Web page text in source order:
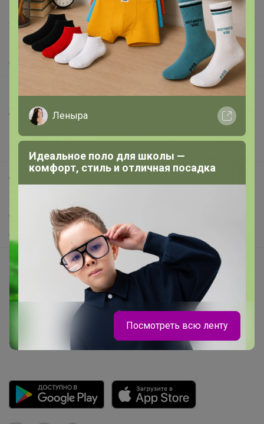
Написать в поддержку
Защита покупателя
Помощь
О нас
Анонсы
Новости
Поддержка альпак
Самое выгодное
Хиты продаж
Самое желанное
Самое быстрое
Начать зарабатывать с 24-ok
Picabox.ru - Лучшее место для ваших изображений
Розыгрыш - Генератор случайных чисел
Пульс нашего маркетплейса
Укорачиватель ссылок
Леныра
Идеальное поло для школы —
комфорт, стиль и отличная посадка
Посмотреть всю ленту